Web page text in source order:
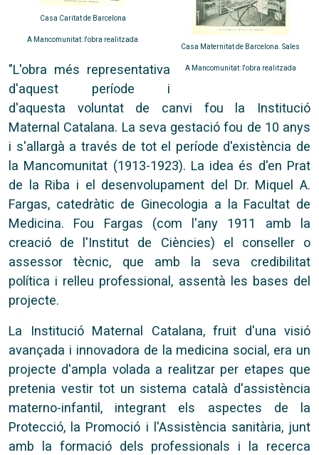
Casa Caritat de Barcelona
A Mancomunitat: l'obra realitzada
Casa Maternitat de Barcelona. Sales
A Mancomunitat: l'obra realitzada
"L'obra més representativa
d'aquest període i
d'aquesta voluntat de canvi fou la Institució
Maternal Catalana. La seva gestació fou de 10 anys
i s'allargà a través de tot el període d'existència de
la Mancomunitat (1913-1923). La idea és d'en Prat
de la Riba i el desenvolupament del Dr. Miquel A.
Fargas, catedràtic de Ginecologia a la Facultat de
Medicina. Fou Fargas (com l'any 1911 amb la
creació de l'Institut de Ciències) el conseller o
assessor tècnic, que amb la seva credibilitat
política i relleu professional, assentà les bases del
projecte.
La Institució Maternal Catalana, fruit d'una visió
avançada i innovadora de la medicina social, era un
projecte d'ampla volada a realitzar per etapes que
pretenia vestir tot un sistema català d'assistència
materno-infantil, integrant els aspectes de la
Protecció, la Promoció i l'Assistència sanitària, junt
amb la formació dels professionals i la recerca